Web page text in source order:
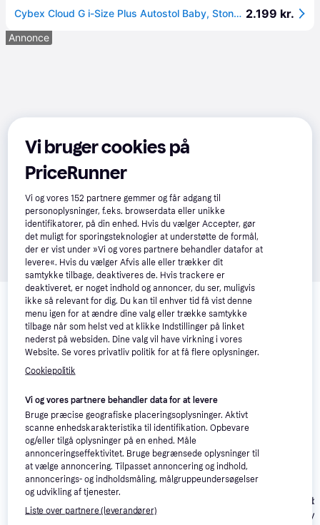
Cybex Cloud G i-Size Plus Autostol Baby, Stone Grey 2.199 kr.
Annonce
Relaterede produkter
Se vores forslag til andre produkter, der matcher dine
interesser. Vis alle
Maxi-Cosi Pebble 360
Pro 2 Twillic Black
Cybex Cloud T i-Size
Maxi-Cosi
Autostol Baby
Vi bruger cookies på
PriceRunner
Vi og vores152 partnere gemmer og får adgang til
personoplysninger, f.eks. browserdata eller unikke
identifikatorer, på din enhed. Hvis du vælger Accepter, gør
det muligt for sporingsteknologier at understøtte de formål,
der er vist under »Vi og vores partnere behandler datafor at
levere«. Hvis du vælger Afvis alle eller trækker dit
samtykke tilbage, deaktiveres de. Hvis trackere er
deaktiveret, er noget indhold og annoncer, du ser, muligvis
ikke så relevant for dig. Du kan til enhver tid få vist denne
menu igen for at ændre dine valg eller trække samtykke
tilbage når som helst ved at klikke Indstillinger på linket
nederst på websiden. Dine valg vil have virkning i vores
Website. Se vores privatliv politik for at få flere oplysninger.
Cookiepolitik
Vi og vores partnere behandler data for at levere
Bruge præcise geografiske placeringsoplysninger. Aktivt
scanne enhedskarakteristika til identifikation. Opbevare
og/eller tilgå oplysninger på en enhed. Måle
annonceringseffektivitet. Bruge begrænsede oplysninger til
at vælge annoncering. Tilpasset annoncering og indhold,
annoncerings- og indholdsmåling, målgruppeundersøgelser
og udvikling af tjenester.
Liste over partnere (leverandører)